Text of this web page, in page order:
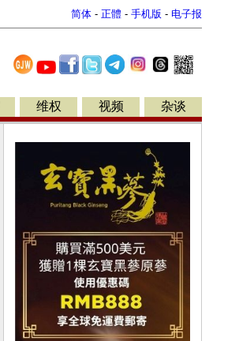
简体 - 正體 - 手机版 - 电子报
维权 视频 杂谈